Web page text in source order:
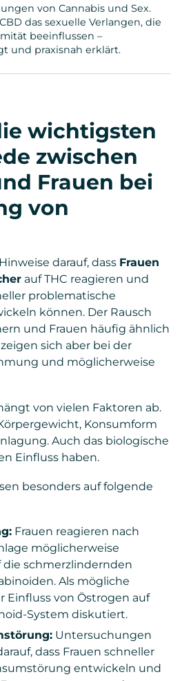
von Cannabis und Sex.
das sexuelle Verlangen, die
beeinflussen –
und praxisnah erklärt.
wichtigsten
zwischen
Frauen bei
von
darauf, dass Frauen
auf THC reagieren und
problematische
können. Der Rausch
und Frauen häufig ähnlich
sich aber bei der
und möglicherweise
von vielen Faktoren ab.
Konsumform
Auch das biologische
Einfluss haben.
besonders auf folgende
Frauen reagieren nach
möglicherweise
schmerzlindernden
Als mögliche
Einfluss von Östrogen auf
System diskutiert.
Untersuchungen
dass Frauen schneller
entwickeln und